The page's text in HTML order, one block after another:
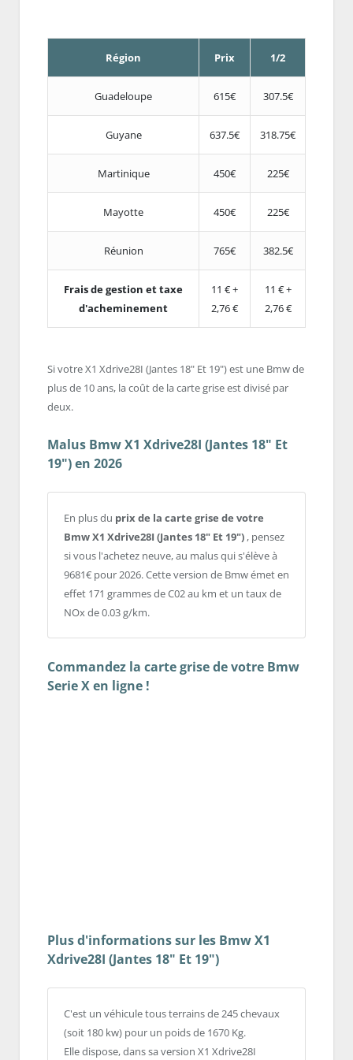
Région Prix 1/2
Guadeloupe 615€ 307.5€
Guyane 637.5€ 318.75€
Martinique 450€ 225€
Mayotte 450€ 225€
Réunion 765€ 382.5€
Frais de gestion et taxe
d'acheminement
11 € +
2,76 €
11 € +
2,76 €
Si votre X1 Xdrive28I (Jantes 18" Et 19") est une Bmw de
plus de 10 ans, la coût de la carte grise est divisé par
deux.
Malus Bmw X1 Xdrive28I (Jantes 18" Et
19") en 2026
En plus du prix de la carte grise de votre
Bmw X1 Xdrive28I (Jantes 18" Et 19") , pensez
si vous l'achetez neuve, au malus qui s'élève à
9681€ pour 2026. Cette version de Bmw émet en
effet 171 grammes de C02 au km et un taux de
NOx de 0.03 g/km.
Commandez la carte grise de votre Bmw
Serie X en ligne !
Plus d'informations sur les Bmw X1
Xdrive28I (Jantes 18" Et 19")
C'est un véhicule tous terrains de 245 chevaux
(soit 180 kw) pour un poids de 1670 Kg.
Elle dispose, dans sa version X1 Xdrive28I